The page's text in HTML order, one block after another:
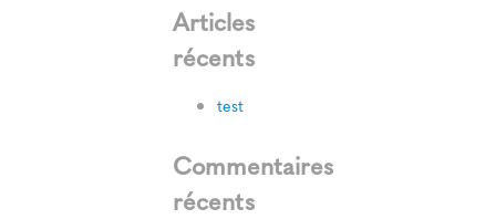
Articles
récents
test
Commentaires
récents